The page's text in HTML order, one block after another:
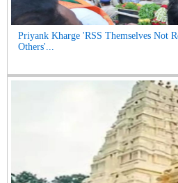
Priyank Kharge 'RSS Themselves Not
Others'...